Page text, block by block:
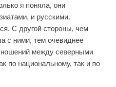
я поняла, они
и русскими.
С другой стороны, чем
с ними, тем очевиднее
между северными
по национальному, так и по